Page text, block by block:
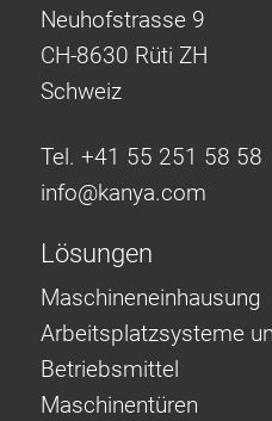
Neuhofstrasse 9
CH-8630 Rüti ZH
Schweiz
Tel. +41 55 251 58 58
info@kanya.com
Lösungen
Maschineneinhausung
Arbeitsplatzsysteme
Betriebsmittel
Maschinentüren